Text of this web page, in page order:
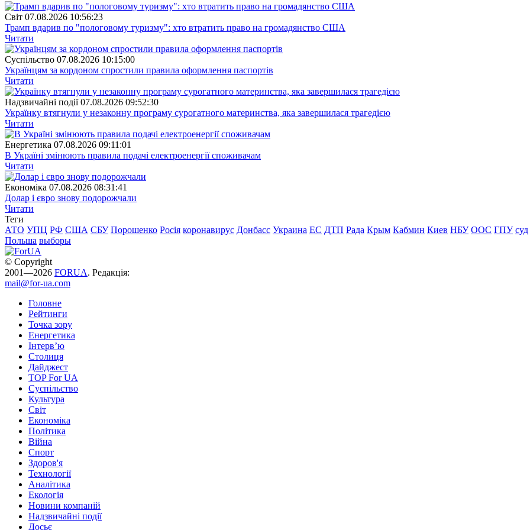
Свiт 07.08.2026 10:56:23
Трамп вдарив по "пологовому туризму": хто втратить право на громадянство США
Читати
Суспiльство 07.08.2026 10:15:00
Українцям за кордоном спростили правила оформлення паспортів
Читати
Надзвичайні події 07.08.2026 09:52:30
Українку втягнули у незаконну програму сурогатного материнства, яка завершилася трагедією
Читати
Енергетика 07.08.2026 09:11:01
В Україні змінюють правила подачі електроенергії споживачам
Читати
Економіка 07.08.2026 08:31:41
Долар і євро знову подорожчали
Читати
Теги
АТО УПЦ РФ США СБУ Порошенко Росія коронавирус Донбасс Украина ЕС ДТП Рада Крым Кабмин Киев НБУ ООС ГПУ суд
Польша выборы
© Copyright
2001—2026 FORUA. Редакція:
mail@for-ua.com
Головне
Рейтинги
Точка зору
Енергетика
Інтерв’ю
Столиця
Дайджест
TOP For UA
Суспiльство
Культура
Світ
Економіка
Політика
Війна
Спорт
Здоров'я
Технології
Аналітика
Екологія
Новини компаній
Надзвичайні події
Досьє